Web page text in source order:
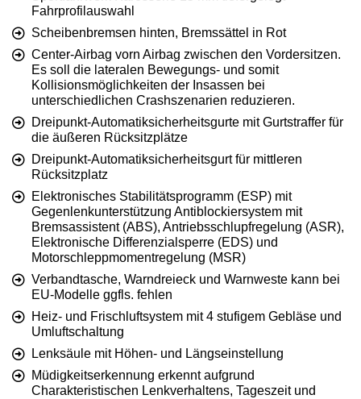
Fahrprofilauswahl
Scheibenbremsen hinten, Bremssättel in Rot
Center-Airbag vorn Airbag zwischen den Vordersitzen.
Es soll die lateralen Bewegungs- und somit
Kollisionsmöglichkeiten der Insassen bei
unterschiedlichen Crashszenarien reduzieren.
Dreipunkt-Automatiksicherheitsgurte mit Gurtstraffer für
die äußeren Rücksitzplätze
Dreipunkt-Automatiksicherheitsgurt für mittleren
Rücksitzplatz
Elektronisches Stabilitätsprogramm (ESP) mit
Gegenlenkunterstützung Antiblockiersystem mit
Bremsassistent (ABS), Antriebsschlupfregelung (ASR),
Elektronische Differenzialsperre (EDS) und
Motorschleppmomentregelung (MSR)
Verbandtasche, Warndreieck und Warnweste kann bei
EU-Modelle ggfls. fehlen
Heiz- und Frischluftsystem mit 4 stufigem Gebläse und
Umluftschaltung
Lenksäule mit Höhen- und Längseinstellung
Müdigkeitserkennung erkennt aufgrund
Charakteristischen Lenkverhaltens, Tageszeit und